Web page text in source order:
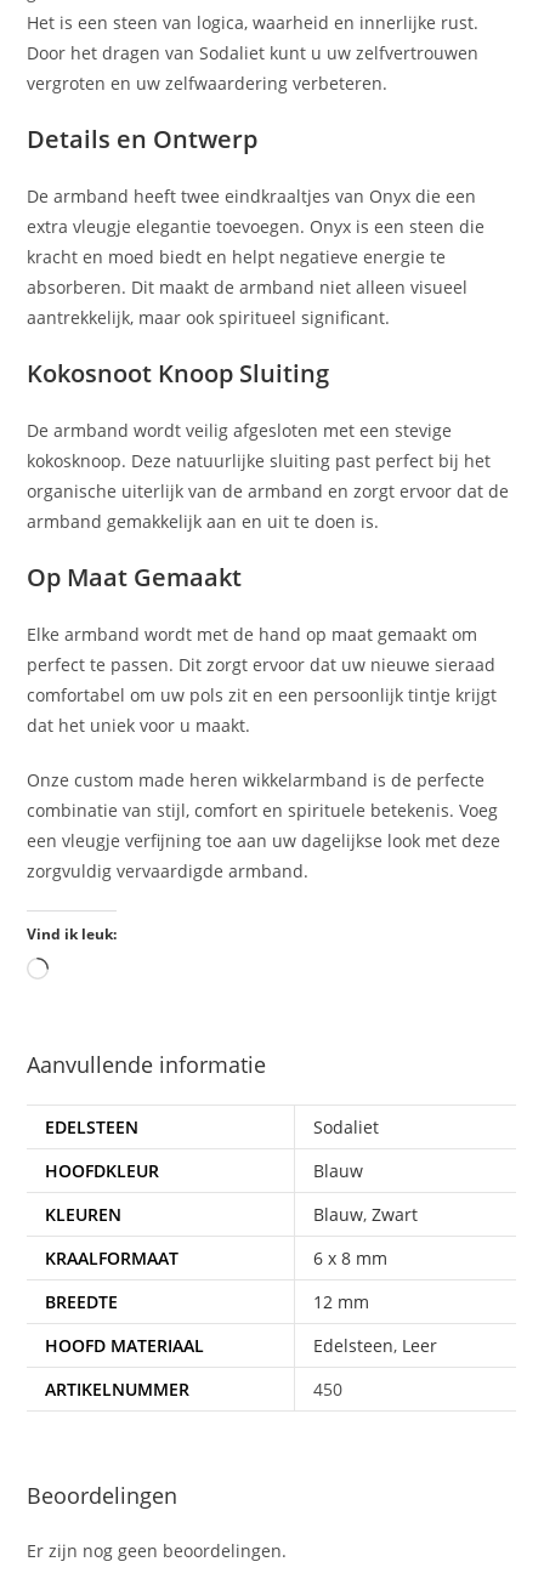
Het is een steen van logica, waarheid en innerlijke rust.
Door het dragen van Sodaliet kunt u uw zelfvertrouwen
vergroten en uw zelfwaardering verbeteren.
Details en Ontwerp
De armband heeft twee eindkraaltjes van Onyx die een
extra vleugje elegantie toevoegen. Onyx is een steen die
kracht en moed biedt en helpt negatieve energie te
absorberen. Dit maakt de armband niet alleen visueel
aantrekkelijk, maar ook spiritueel significant.
Kokosnoot Knoop Sluiting
De armband wordt veilig afgesloten met een stevige
kokosknoop. Deze natuurlijke sluiting past perfect bij het
organische uiterlijk van de armband en zorgt ervoor dat de
armband gemakkelijk aan en uit te doen is.
Op Maat Gemaakt
Elke armband wordt met de hand op maat gemaakt om
perfect te passen. Dit zorgt ervoor dat uw nieuwe sieraad
comfortabel om uw pols zit en een persoonlijk tintje krijgt
dat het uniek voor u maakt.
Onze custom made heren wikkelarmband is de perfecte
combinatie van stijl, comfort en spirituele betekenis. Voeg
een vleugje verfijning toe aan uw dagelijkse look met deze
zorgvuldig vervaardigde armband.
Vind ik leuk:
Aanvullende informatie
EDELSTEEN
Sodaliet
HOOFDKLEUR
Blauw
KLEUREN
Blauw,Zwart
KRAALFORMAAT
6 x 8 mm
BREEDTE
12 mm
HOOFD MATERIAAL
Edelsteen, Leer
ARTIKELNUMMER
450
Beoordelingen
Er zijn nog geen beoordelingen.